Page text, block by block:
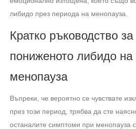
либидо през периода на менопауза.
Кратко ръководство
пониженото либидо на
менопауза
Въпреки, че вероятно се чувствате
през този период, трябва да сте
останалите симптоми при менопауза